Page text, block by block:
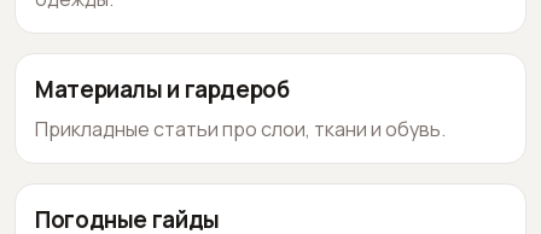
Материалы и гардероб
Прикладные статьи про слои, ткани и обувь.
Погодные гайды